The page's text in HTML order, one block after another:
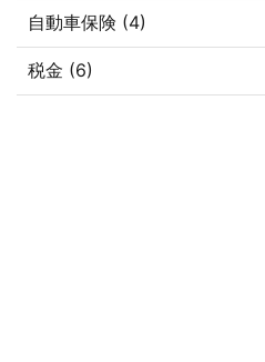
自動車保険 (4)
税金 (6)